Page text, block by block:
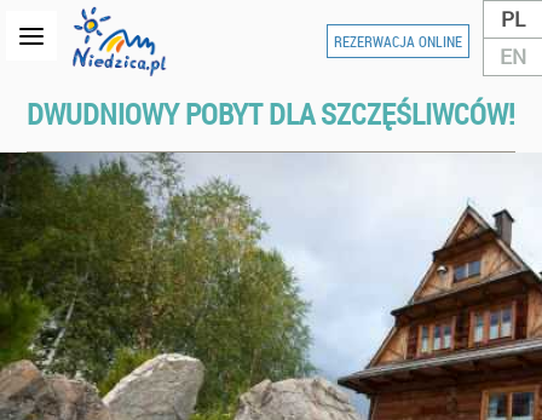
PL
EN
REZERWACJA ONLINE
DWUDNIOWY POBYT DLA SZCZĘŚLIWCÓW!